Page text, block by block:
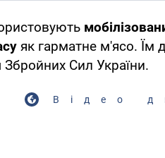
як гарматне м'ясо. Їм
Збройних Сил України.
Відео